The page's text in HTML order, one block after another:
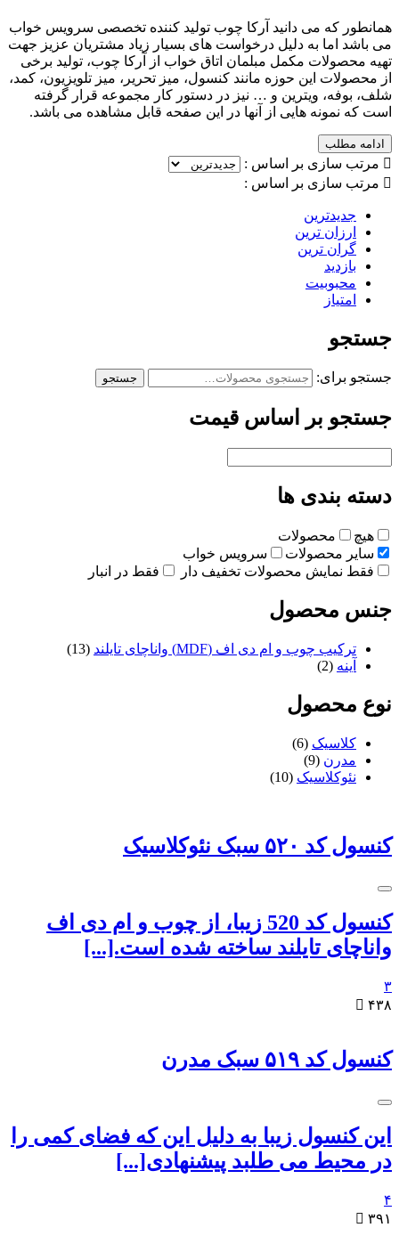
همانطور که می دانید آرکا چوب تولید کننده تخصصی سرویس خواب
می باشد اما به دلیل درخواست های بسیار زیاد مشتریان عزیز جهت
تهیه محصولات مکمل مبلمان اتاق خواب از آرکا چوب، تولید برخی
از محصولات این حوزه مانند کنسول، میز تحریر، میز تلویزیون، کمد،
شلف، بوفه، ویترین و … نیز در دستور کار مجموعه قرار گرفته
است که نمونه هایی از آنها در این صفحه قابل مشاهده می باشد.
ادامه مطلب
 مرتب سازی بر اساس :
 مرتب سازی بر اساس :
جدیدترین
ارزان ترین
گران ترین
بازدید
محبوبیت
امتیاز
جستجو
جستجو برای: جستجو
جستجو بر اساس قیمت
دسته بندی ها
هیچ
محصولات
سایر محصولات
سرویس خواب
فقط نمایش محصولات تخفیف دار
فقط در انبار
جنس محصول
ترکیب چوب و ام دی اف (MDF) واناچای تایلند
(13)
آینه (2)
نوع محصول
کلاسیک (6)
مدرن (9)
نئوکلاسیک (10)
کنسول کد ۵۲۰ سبک نئوکلاسیک
کنسول کد 520 زیبا، از چوب و ام دی اف
واناچای تایلند ساخته شده است.[...]
۳
 ۴۳۸
کنسول کد ۵۱۹ سبک مدرن
این کنسول زیبا به دلیل این که فضای کمی را
در محیط می طلبد پیشنهادی[...]
۴
 ۳۹۱